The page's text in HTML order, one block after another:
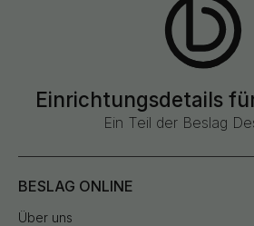
Einrichtungsdetails
Ein Teil der Beslag
BESLAG ONLINE
Über uns